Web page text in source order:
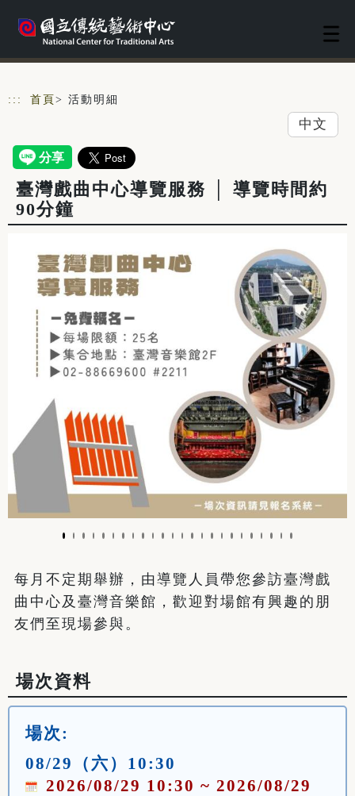
::: 首頁 > 活動明細
中文
臺灣戲曲中心導覽服務 │ 導覽時間約
90分鐘
每月不定期舉辦，由導覽人員帶您參訪臺灣戲
曲中心及臺灣音樂館，歡迎對場館有興趣的朋
友們至現場參與。
場次資料
場次:
08/29（六）10:30
2026/08/29 10:30 ~ 2026/08/29